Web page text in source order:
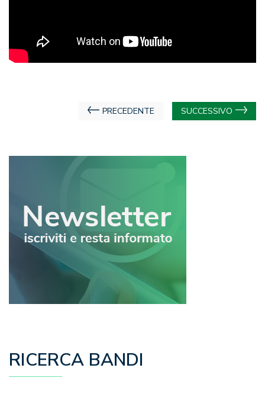
Navigazione
PRECEDENTE SUCCESSIVO
RICERCA BANDI